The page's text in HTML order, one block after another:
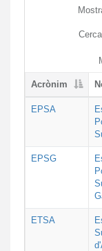
Acrònim
EPSA
EPSG
ETSA